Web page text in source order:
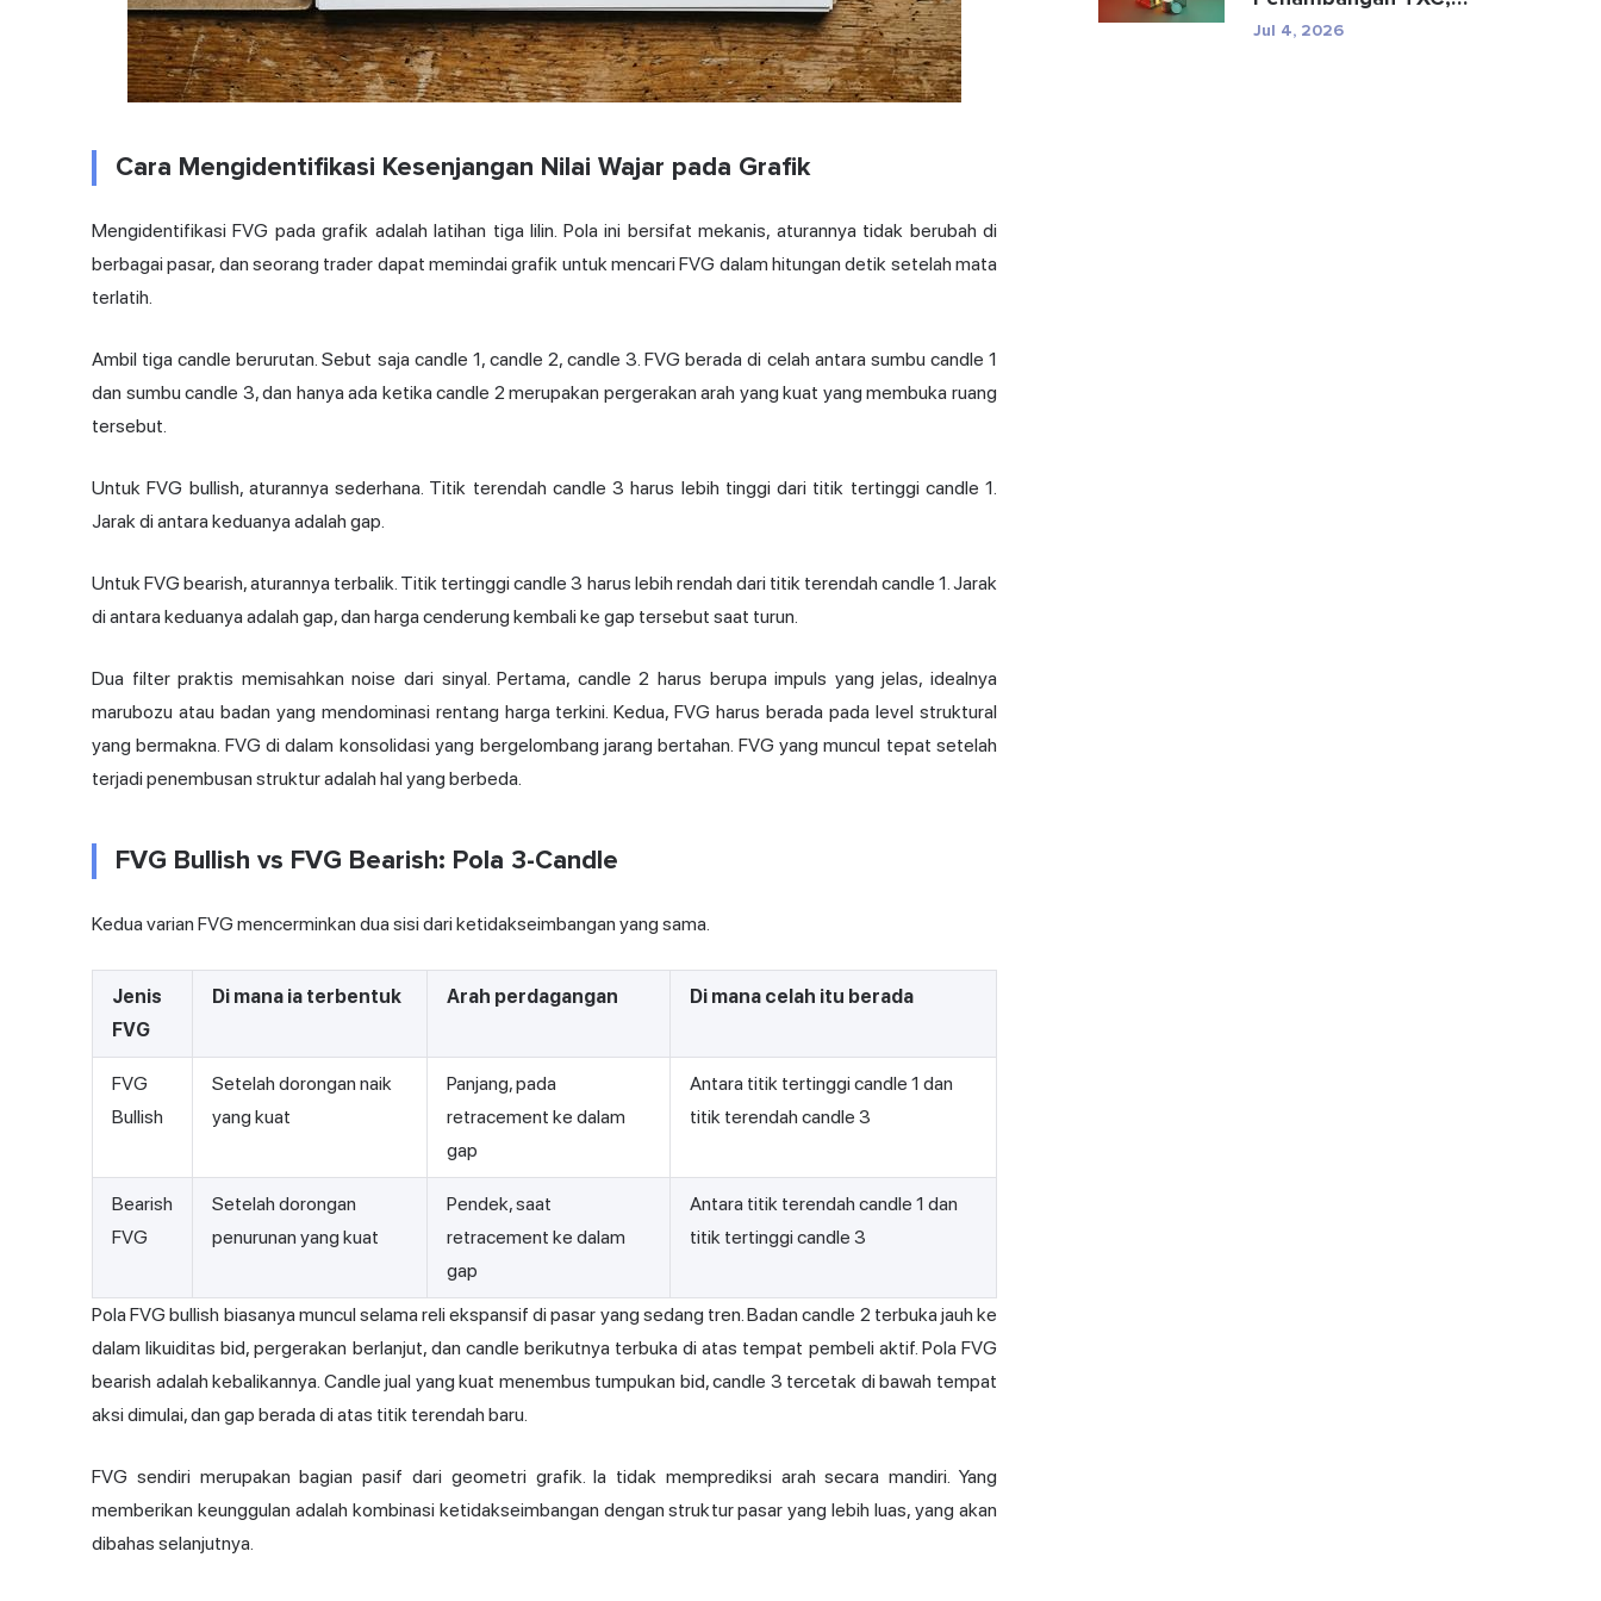
Cara Mengidentifikasi Kesenjangan Nilai Wajar pada Grafik
Mengidentifikasi FVG pada grafik adalah latihan tiga lilin. Pola ini bersifat mekanis, aturannya tidak berubah di
berbagai pasar, dan seorang trader dapat memindai grafik untuk mencari FVG dalam hitungan detik setelah mata
terlatih.
Ambil tiga candle berurutan. Sebut saja candle 1, candle 2, candle 3. FVG berada di celah antara sumbu candle 1
dan sumbu candle 3, dan hanya ada ketika candle 2 merupakan pergerakan arah yang kuat yang membuka ruang
tersebut.
Untuk FVG bullish, aturannya sederhana. Titik terendah candle 3 harus lebih tinggi dari titik tertinggi candle 1.
Jarak di antara keduanya adalah gap.
Untuk FVG bearish, aturannya terbalik. Titik tertinggi candle 3 harus lebih rendah dari titik terendah candle 1. Jarak
di antara keduanya adalah gap, dan harga cenderung kembali ke gap tersebut saat turun.
Dua filter praktis memisahkan noise dari sinyal. Pertama, candle 2 harus berupa impuls yang jelas, idealnya
marubozu atau badan yang mendominasi rentang harga terkini. Kedua, FVG harus berada pada level struktural
yang bermakna. FVG di dalam konsolidasi yang bergelombang jarang bertahan. FVG yang muncul tepat setelah
terjadi penembusan struktur adalah hal yang berbeda.
FVG Bullish vs FVG Bearish: Pola 3-Candle
Kedua varian FVG mencerminkan dua sisi dari ketidakseimbangan yang sama.
Jenis
FVG
Di mana ia terbentuk Arah perdagangan Di mana celah itu berada
FVG
Bullish
Setelah dorongan naik
yang kuat
Panjang, pada
retracement ke dalam
gap
Antara titik tertinggi candle 1 dan
titik terendah candle 3
Bearish
FVG
Setelah dorongan
penurunan yang kuat
Pendek, saat
retracement ke dalam
gap
Antara titik terendah candle 1 dan
titik tertinggi candle 3
Pola FVG bullish biasanya muncul selama reli ekspansif di pasar yang sedang tren. Badan candle 2 terbuka jauh ke
dalam likuiditas bid, pergerakan berlanjut, dan candle berikutnya terbuka di atas tempat pembeli aktif. Pola FVG
bearish adalah kebalikannya. Candle jual yang kuat menembus tumpukan bid, candle 3 tercetak di bawah tempat
aksi dimulai, dan gap berada di atas titik terendah baru.
FVG sendiri merupakan bagian pasif dari geometri grafik. Ia tidak memprediksi arah secara mandiri. Yang
memberikan keunggulan adalah kombinasi ketidakseimbangan dengan struktur pasar yang lebih luas, yang akan
dibahas selanjutnya.
Spesifikasi, dan Risiko
Jul 4, 2026